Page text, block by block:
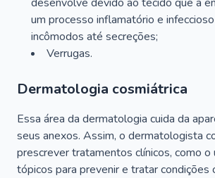
um processo inflamatório e
incômodos até secreções;
Verrugas.
Dermatologia cosmiátrica
Essa área da dermatologia cuida da
seus anexos. Assim, o dermatologista
prescrever tratamentos clínicos, como
tópicos para prevenir e tratar condições